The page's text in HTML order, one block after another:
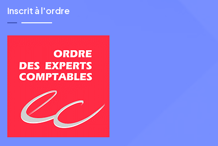
Inscrit à l'ordre